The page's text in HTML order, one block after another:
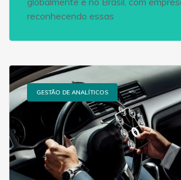
reconhecendo essas
GESTÃO DE ANALÍTICOS